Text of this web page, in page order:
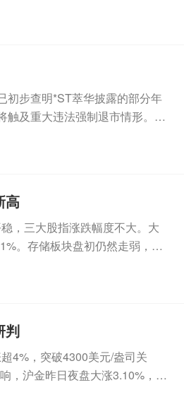
初步查明*ST萃华披露的部分年
触及重大违法强制退市情形。此
高
，三大股指涨跌幅度不大。大
。存储板块盘初仍然走弱，SK
判
4%，突破4300美元/盎司关
，沪金昨日夜盘大涨3.10%，今